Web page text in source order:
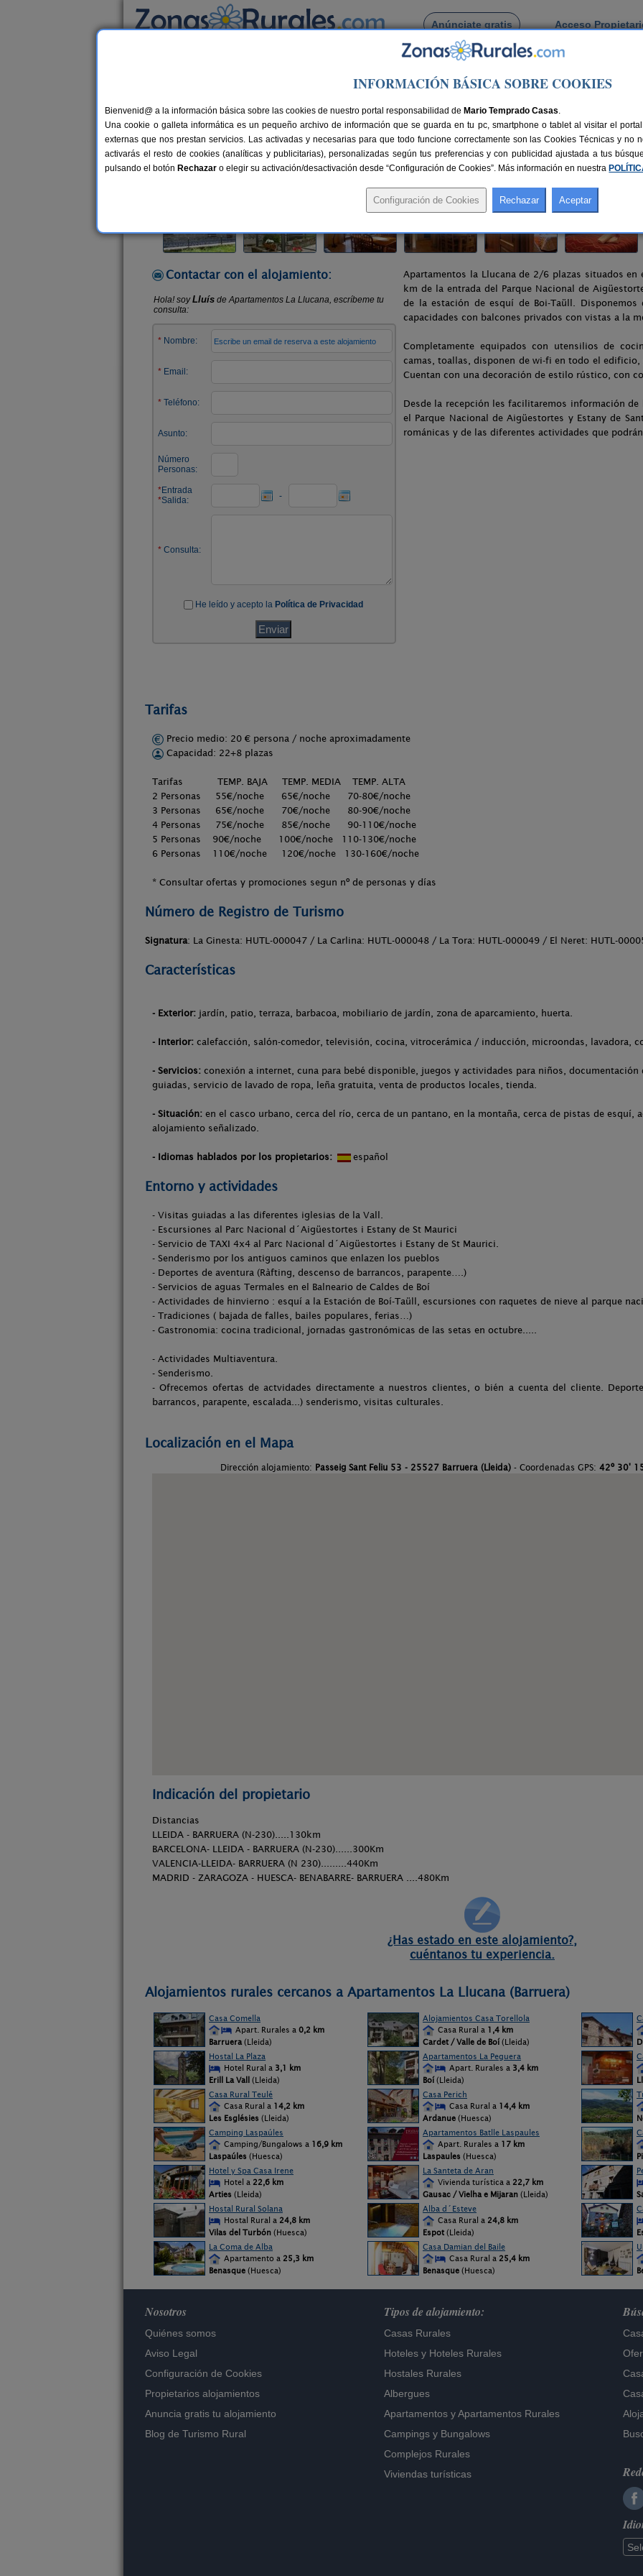
Anúnciate gratis Acceso
Busca por pueblo
> Apartamentos La Llucana
Apartamentos La Llucana
Vivienda turística en Barruera (Lleida)
Alquiler por habitaciones 22+8 plazas 130 km de Lleida Compartir:
Contactar con el alojamiento:
Apartamentos la Llucana de 2/6 plazas situados en
km de la entrada del Parque Nacional de
de la estación de esquí de Boi-Taüll.
capacidades con balcones privados con vistas a la
Completamente equipados con utensilios de
camas, toallas, disponen de wi-fi en todo el
Cuentan con una decoración de estilo rústico, con
Desde la recepción les facilitaremos información
el Parque Nacional de Aigüestortes y Estany de
románicas y de las diferentes actividades que
Tarifas
Precio medio: 20 € persona / noche aproximadamente
Capacidad: 22+8 plazas
Tarifas TEMP. BAJA TEMP. MEDIA TEMP. ALTA
2 Personas 55€/noche 65€/noche 70-80€/noche
3 Personas 65€/noche 70€/noche 80-90€/noche
4 Personas 75€/noche 85€/noche 90-110€/noche
5 Personas 90€/noche 100€/noche 110-130€/noche
6 Personas 110€/noche 120€/noche 130-160€/noche
* Consultar ofertas y promociones segun nº de personas y días
Número de Registro de Turismo
Signatura: La Ginesta: HUTL-000047 / La Carlina: HUTL-000048 / La Tora: HUTL-000049 / El Neret: HUTL-
Características
- Exterior: jardín, patio, terraza, barbacoa, mobiliario de jardín, zona de aparcamiento, huerta.
- Interior: calefacción, salón-comedor, televisión, cocina, vitrocerámica / inducción, microondas, lavadora,
- Servicios: conexión a internet, cuna para bebé disponible, juegos y actividades para niños,
guiadas, servicio de lavado de ropa, leña gratuita, venta de productos locales, tienda.
- Situación: en el casco urbano, cerca del río, cerca de un pantano, en la montaña, cerca de pistas de esquí,
alojamiento señalizado.
- Idiomas hablados por los propietarios: español
Entorno y actividades
- Visitas guiadas a las diferentes iglesias de la Vall.
- Escursiones al Parc Nacional d´Aigüestortes i Estany de St Maurici
- Servicio de TAXI 4x4 al Parc Nacional d´Aigüestortes i Estany de St Maurici.
- Senderismo por los antiguos caminos que enlazen los pueblos
- Deportes de aventura (Ràfting, descenso de barrancos, parapente….)
- Servicios de aguas Termales en el Balneario de Caldes de Boí
- Actividades de hinvierno : esquí a la Estación de Boí-Taüll, escursiones con raquetes de nieve al parque
- Tradiciones ( bajada de falles, bailes populares, ferias…)
- Gastronomia: cocina tradicional, jornadas gastronómicas de las setas en octubre.....
- Actividades Multiaventura.
- Senderismo.
- Ofrecemos ofertas de actvidades directamente a nuestros clientes, o bién a cuenta del cliente.
barrancos, parapente, escalada...) senderismo, visitas culturales.
Localización en el Mapa
Dirección alojamiento: Passeig Sant Feliu 53 - 25527 Barruera (Lleida) - Coordenadas GPS: 42º 30'
Indicación del propietario
Distancias
LLEIDA - BARRUERA (N-230).....130km
BARCELONA- LLEIDA - BARRUERA (N-230)......300Km
VALENCIA-LLEIDA- BARRUERA (N 230).........440Km
MADRID - ZARAGOZA - HUESCA- BENABARRE- BARRUERA ....480Km
¿Has estado en este alojamiento?,
cuéntanos tu experiencia.
Alojamientos rurales cercanos a Apartamentos La Llucana (Barruera)
Casa Comella
Apart. Rurales a 0,2 km
Barruera (Lleida)
Alojamientos Casa Torellola
Casa Rural a 1,4 km
Cardet / Valle de Boí (Lleida)
Hostal La Plaza
Hotel Rural a 3,1 km
Erill La Vall
(Lleida)
Apartamentos La Peguera
Apart. Rurales a 3,4 km
Boí (Lleida)
Casa Rural Teulé
Casa Rural a 14,2 km
Les Esglésies (Lleida)
Casa Perich
Casa Rural a 14,4 km
Ardanue (Huesca)
Camping Laspaúles
Camping/Bungalows a 16,9 km
Laspaúles (Huesca)
Apartamentos Batlle Laspaules
Apart. Rurales a 17 km
Laspaules (Huesca)
Hotel y Spa Casa Irene
Hotel a 22,6 km
Arties (Lleida)
La Santeta de Aran
Vivienda turística a 22,7 km
Gausac / Vielha e Mijaran (Lleida)
Hostal Rural Solana
Hostal Rural a 24,8 km
Vilas del Turbón (Huesca)
Alba d´Esteve
Casa Rural a 24,8 km
Espot (Lleida)
La Coma de Alba
Apartamento a 25,3 km
Benasque (Huesca)
Casa Damian del Baile
Casa Rural a 25,4 km
Benasque (Huesca)
Nosotros
Quiénes somos
Aviso Legal
Configuración de Cookies
Propietarios alojamientos
Anuncia gratis tu alojamiento
Blog de Turismo Rural
Tipos de alojamiento:
Casas Rurales
Hoteles y Hoteles Rurales
Hostales Rurales
Albergues
Apartamentos yApartamentos Rurales
Campings y Bungalows
Complejos Rurales
Viviendas turísticas
INFORMACIÓN BÁSICA SOBRE COOKIES
Bienvenid@ a la información básica sobre las cookies de nuestro portal responsabilidad de Mario Temprado Casas.
Una cookie o galleta informática es un pequeño archivo de información que se guarda en tu pc, smartphone o tablet al visitar el
externas que nos prestan servicios. Las activadas y necesarias para que todo funcione correctamente son las Cookies Técnicas y no
activarás el resto de cookies (analíticas y publicitarias), personalizadas según tus preferencias y con publicidad ajustada a tus
pulsando el botón Rechazar o elegir su activación/desactivación desde “Configuración de Cookies”. Más información en nuestra